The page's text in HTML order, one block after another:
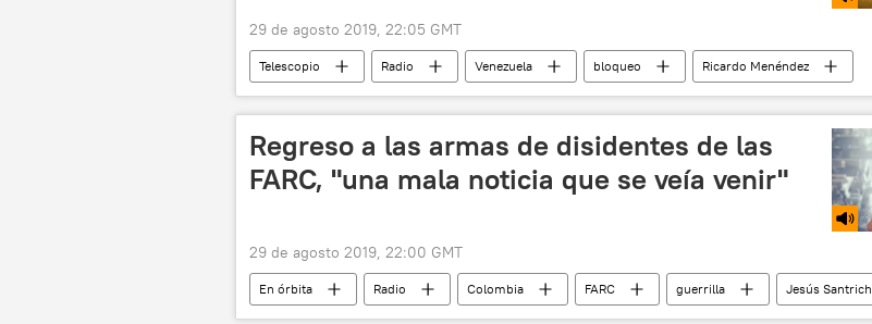
29 de agosto 2019, 22:05 GMT
Telescopio Radio Venezuela bloqueo Ricardo Menéndez
Regreso a las armas de disidentes de las
FARC, "una mala noticia que se veía venir"
29 de agosto 2019, 22:00 GMT
En órbita Radio Colombia FARC guerrilla
Jesús Santrich